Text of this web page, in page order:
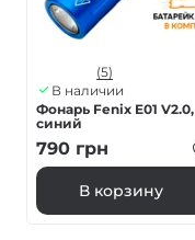
(5)
В наличии
Фонарь Fenix E01 V2.0,
синий
790 грн
В корзину